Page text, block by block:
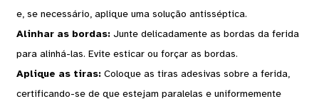
e, se necessário, aplique uma solução antisséptica.
Alinhar as bordas:Junte delicadamente as bordas da ferida
para alinhá-las. Evite esticar ou forçar as bordas.
Aplique as tiras:Coloque as tiras adesivas sobre a ferida,
certificando-se de que estejam paralelas e uniformemente